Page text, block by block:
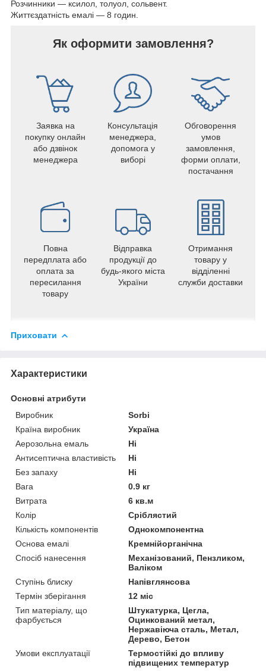
Розчинники — ксилол, толуол, сольвент.
Життєздатність емалі — 8 годин.
Як оформити замовлення?
Заявка на
покупку онлайн
або дзвінок
менеджера
Консультація
менеджера,
допомога у
виборі
Обговорення
умов
замовлення,
форми оплати,
постачання
Повна
передплата або
оплата за
пересилання
товару
Відправка
продукції до
будь-якого міста
України
Отримання
товару у
відділенні
служби доставки
Приховати
Характеристики
Основні атрибути
Виробник
Sorbi
Країна виробник
Україна
Аерозольна емаль
Ні
Антисептична властивість
Ні
Без запаху
Ні
Вага
0.9 кг
Витрата
6 кв.м
Колір
Сріблястий
Кількість компонентів
Однокомпонентна
Основа емалі
Кремнійорганічна
Спосіб нанесення
Механізований, Пензликом,
Валіком
Ступінь блиску
Напівглянсова
Термін зберігання
12 міс
Тип матеріалу, що
фарбується
Штукатурка, Цегла,
Оцинкований метал,
Нержавіюча сталь, Метал,
Дерево, Бетон
Умови експлуатації
Термостійкі до впливу
підвищених температур